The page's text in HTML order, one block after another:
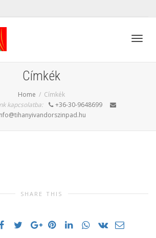
Címkék
Home
Címkék
kapcsolatba:
+36-30-9648699
SHARE THIS